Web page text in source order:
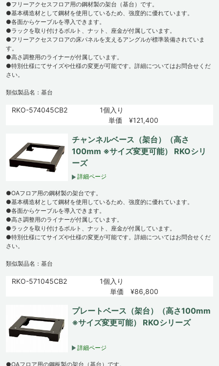
●フリーアクセスフロア用の鋼材製の架台（基台）です。
●基本構造材として鋼材を使用しているため、強度的に優れています。
●各面からケーブルを導入できます。
●ラックを取り付けるボルト、ナット、座金が付属しています。
●フリーアクセスフロアの床パネルを支えるアングルが標準装備されていま
す。
●高さ調整用のライナーが付属しています。
●特別仕様にてサイズや仕様の変更が可能です。詳細についてはお問合せくだ
さい。
類似製品名：基台
RKO-574045CB2
1個入り
単価 ¥121,400
チャンネルベース（架台）（高さ
100mm ※サイズ変更可能） RKOシリ
ーズ
詳細ページ
●OAフロア用の鋼材製の架台です。
●基本構造材として鋼材を使用しているため、強度的に優れています。
●各面からケーブルを導入できます。
●高さ調整用のライナーが付属しています。
●ラックを取り付けるボルト、ナット、座金が付属しています。
●特別仕様にてサイズや仕様の変更が可能です。詳細についてはお問合せくだ
さい。
類似製品名：基台
RKO-571045CB2
1個入り
単価 ¥86,800
プレートベース（架台）（高さ100mm
※サイズ変更可能） RKOシリーズ
詳細ページ
●OAフロア用の鋼板製の架台（基台）です。